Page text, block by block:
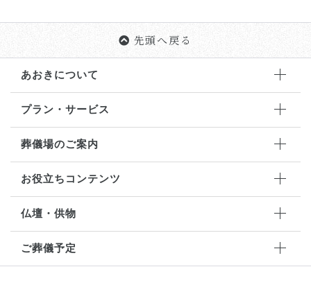
先頭へ戻る
あおきについて
プラン・サービス
葬儀場のご案内
お役立ちコンテンツ
仏壇・供物
ご葬儀予定